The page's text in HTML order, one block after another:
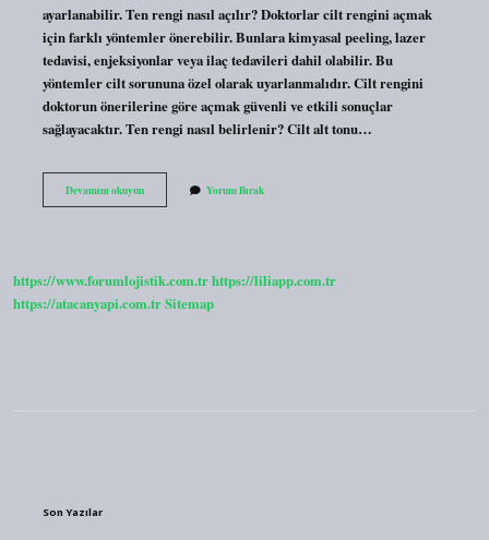
ayarlanabilir. Ten rengi nasıl açılır? Doktorlar cilt rengini açmak
için farklı yöntemler önerebilir. Bunlara kimyasal peeling, lazer
tedavisi, enjeksiyonlar veya ilaç tedavileri dahil olabilir. Bu
yöntemler cilt sorununa özel olarak uyarlanmalıdır. Cilt rengini
doktorun önerilerine göre açmak güvenli ve etkili sonuçlar
sağlayacaktır. Ten rengi nasıl belirlenir? Cilt alt tonu…
Devamını okuyunTen
Rengi
Karıştırmak
Yorum Bırak
https://www.forumlojistik.com.trhttps://liliapp.com.tr
https://atacanyapi.com.trSitemap
Son Yazılar